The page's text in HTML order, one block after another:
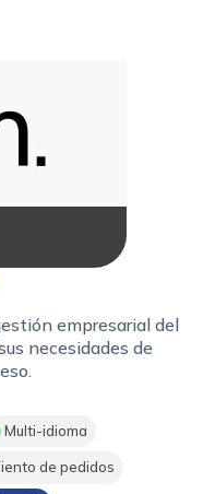
empresarial del
necesidades de
Multi-idioma
de pedidos